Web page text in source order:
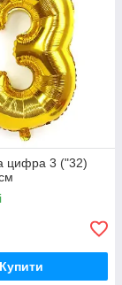
цифра 3 ("32)
Купити